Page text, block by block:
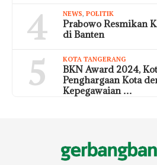
4 NEWS, POLITIK
Prabowo Resmikan
di Banten
5 KOTA TANGERANG
BKN Award 2024,
Penghargaan Kota
Kepegawaian …